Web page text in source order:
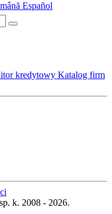
Español
kredytowy Katalog firm
k. 2008 - 2026.